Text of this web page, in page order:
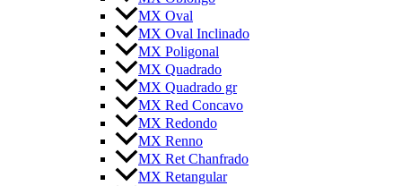
MX Oval
MX Oval Inclinado
MX Poligonal
MX Quadrado
MX Quadrado gr
MX Red Concavo
MX Redondo
MX Renno
MX Ret Chanfrado
MX Retangular